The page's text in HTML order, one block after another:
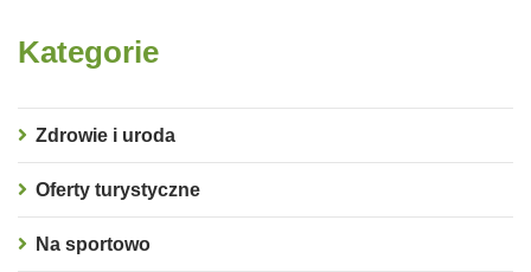
Kategorie
Zdrowie i uroda
Oferty turystyczne
Na sportowo